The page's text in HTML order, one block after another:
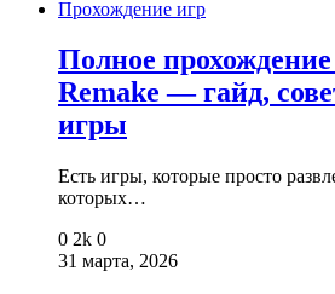
Прохождение игр
Полное
Remake — гайд,
игры
Есть игры, которые просто
которых…
0 2k 0
31 марта, 2026